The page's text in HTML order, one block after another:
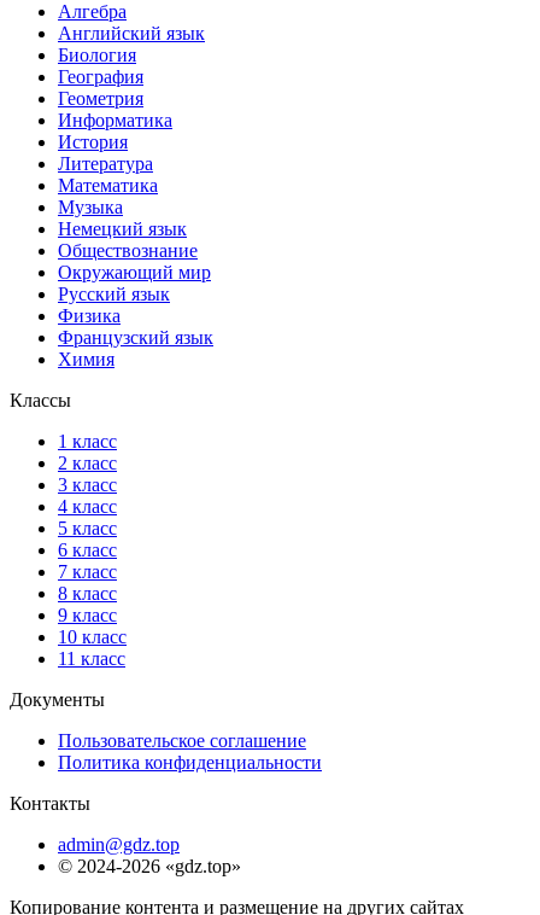
Алгебра
Английский язык
Биология
География
Геометрия
Информатика
История
Литература
Математика
Музыка
Немецкий язык
Обществознание
Окружающий мир
Русский язык
Физика
Французский язык
Химия
Классы
1 класс
2 класс
3 класс
4 класс
5 класс
6 класс
7 класс
8 класс
9 класс
10 класс
11 класс
Документы
Пользовательское соглашение
Политика конфиденциальности
Контакты
admin@gdz.top
© 2024-2026 «gdz.top»
Копирование контента и размещение на других сайтах